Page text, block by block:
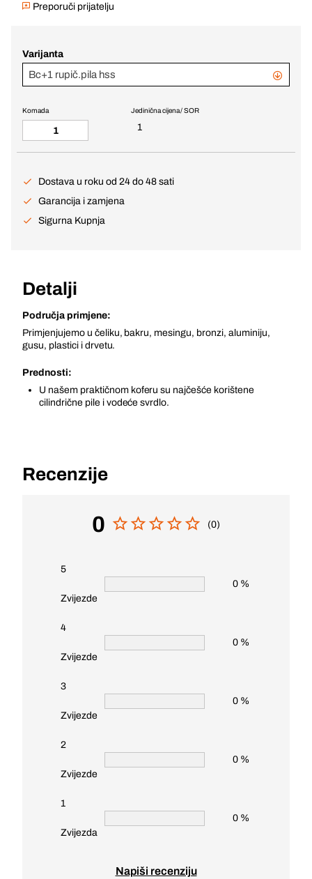
Preporuči prijatelju
Varijanta
Bc+1 rupič.pila hss
Jedinična cijena / SOR
1
Komada
Dostava u roku od 24 do 48 sati
Garancija i zamjena
Sigurna Kupnja
Detalji
Područja primjene:
Primjenjujemo u čeliku, bakru, mesingu, bronzi, aluminiju,
gusu, plastici i drvetu.
Prednosti:
U našem praktičnom koferu su najčešće korištene
cilindrične pile i vodeće svrdlo.
Recenzije
0 (0)
5
Zvijezde
0 %
4
Zvijezde
0 %
3
Zvijezde
0 %
2
Zvijezde
0 %
1
Zvijezda
0 %
Napiši recenziju